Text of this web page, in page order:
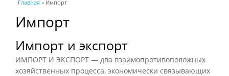
Вы здесь
Главная » Импорт
Импорт
Импорт и экспорт
ИМПОРТ И ЭКСПОРТ — два взаимопротивоположных
хозяйственных процесса, экономически связывающих